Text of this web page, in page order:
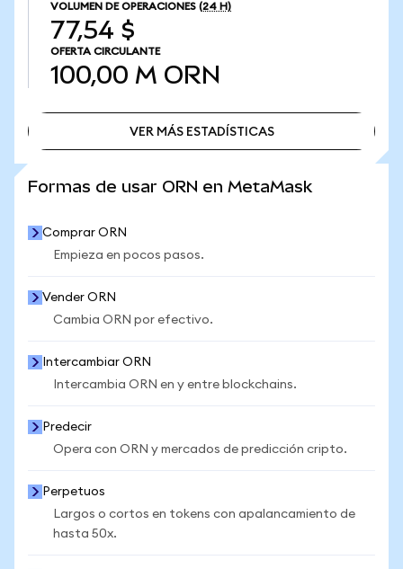
VOLUMEN DE OPERACIONES (24 H)
77,54 $
OFERTA CIRCULANTE
100,00 M ORN
VER MÁS ESTADÍSTICAS
Formas de usar ORN en MetaMask
Comprar ORN
Empieza en pocos pasos.
Vender ORN
Cambia ORN por efectivo.
Intercambiar ORN
Intercambia ORN en y entre blockchains.
Predecir
Opera con ORN y mercados de predicción cripto.
Perpetuos
Largos o cortos en tokens con apalancamiento de
hasta 50x.